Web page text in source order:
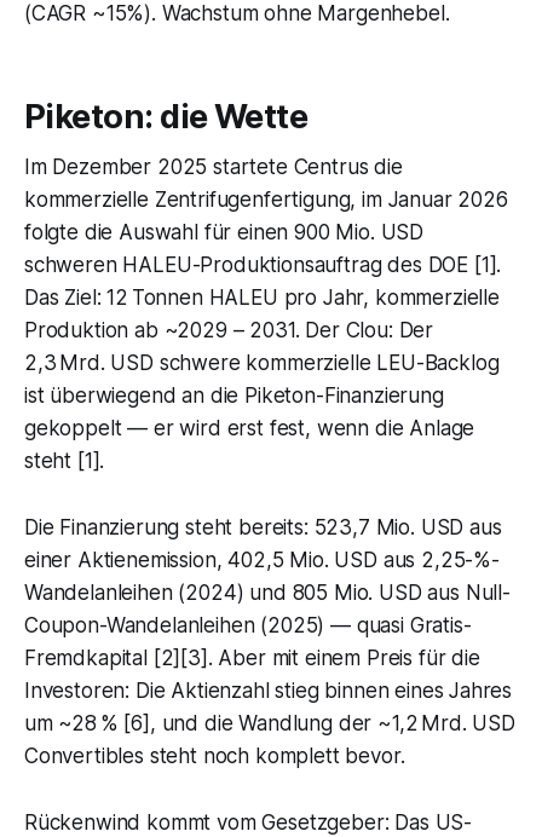
(CAGR ~15%). Wachstum ohne Margenhebel.
Piketon: die Wette
Im Dezember 2025 startete Centrus die
kommerzielle Zentrifugenfertigung, im Januar 2026
folgte die Auswahl für einen 900 Mio. USD
schweren HALEU-Produktionsauftrag des DOE [1].
Das Ziel: 12 Tonnen HALEU pro Jahr, kommerzielle
Produktion ab ~2029 – 2031. Der Clou: Der
2,3 Mrd. USD schwere kommerzielle LEU-Backlog
ist überwiegend an die Piketon-Finanzierung
gekoppelt — er wird erst fest, wenn die Anlage
steht [1].
Die Finanzierung steht bereits: 523,7 Mio. USD aus
einer Aktienemission, 402,5 Mio. USD aus 2,25-%-
Wandelanleihen (2024) und 805 Mio. USD aus Null-
Coupon-Wandelanleihen (2025) — quasi Gratis-
Fremdkapital [2][3]. Aber mit einem Preis für die
Investoren: Die Aktienzahl stieg binnen eines Jahres
um ~28 % [6], und die Wandlung der ~1,2 Mrd. USD
Convertibles steht noch komplett bevor.
Rückenwind kommt vom Gesetzgeber: Das US-